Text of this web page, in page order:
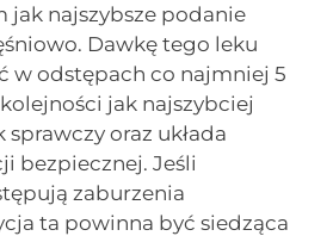
jak najszybsze podanie
Dawkę tego leku
w odstępach co najmniej 5
jak najszybciej
sprawczy oraz układa
bezpiecznej. Jeśli
zaburzenia
ta powinna być siedząca